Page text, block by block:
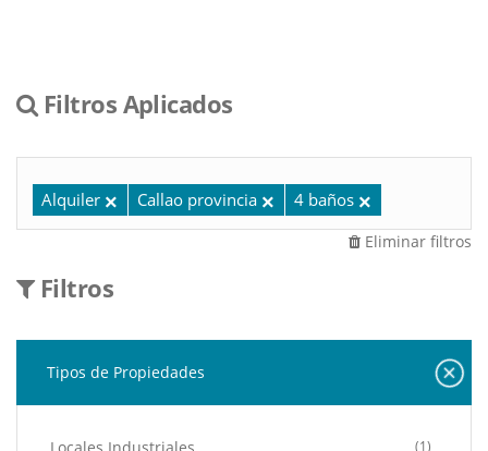
Filtros Aplicados
Alquiler Callao provincia 4 baños
Eliminar filtros
Filtros
Tipos de Propiedades
(1)